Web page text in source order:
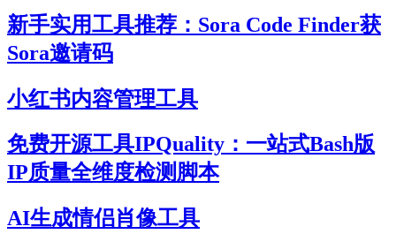
新手实用工具推荐：Sora Code Finder获
Sora邀请码
小红书内容管理工具
免费开源工具IPQuality：一站式Bash版
IP质量全维度检测脚本
AI生成情侣肖像工具